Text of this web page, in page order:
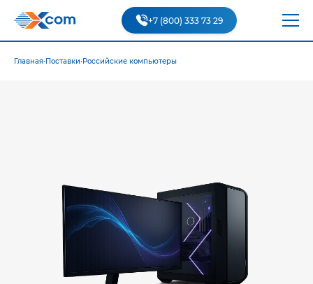
+7 (800) 333 73 29
Главная•Поставки•Российские компьютеры